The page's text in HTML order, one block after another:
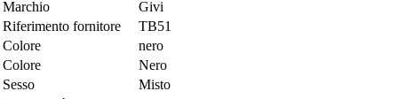
Marchio
Givi
Riferimento fornitore
TB51
Colore
nero
Colore
Nero
Sesso
Misto